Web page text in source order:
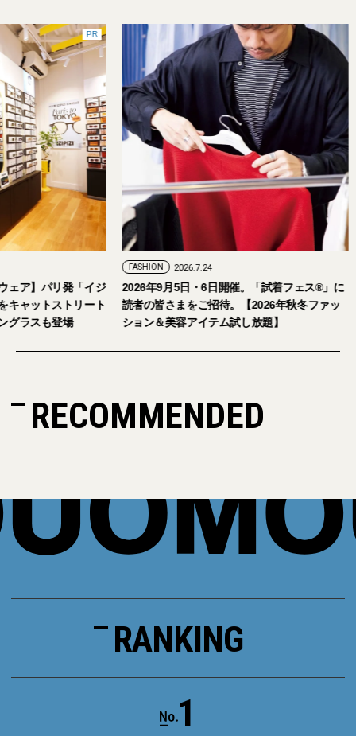
PR
ア】パリ発「イジ
ャットストリート
ラスも登場
FASHION 2026.7.24
2026年9月5日・6日開催。「試着フェス®︎」に
読者の皆さまをご招待。【2026年秋冬ファッ
ション＆美容アイテム試し放題】
RECOMMENDED
RANKING
1